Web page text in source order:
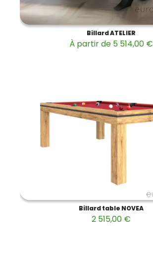
Billard ATELIER
À partir de 5 514,00 €
Billard table NOVEA
2 515,00 €